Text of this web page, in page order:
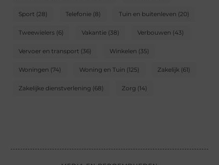
Sport (28) Telefonie (8) Tuin en buitenleven (20)
Tweewielers (6) Vakantie (38) Verbouwen (43)
Vervoer en transport (36) Winkelen (35)
Woningen (74) Woning en Tuin (125) Zakelijk (61)
Zakelijke dienstverlening (68) Zorg (14)